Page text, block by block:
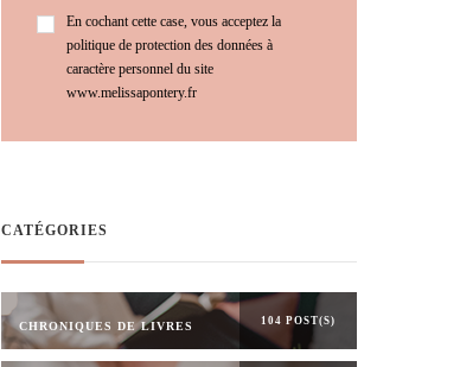
En cochant cette case, vous acceptez la
politique de protection des données à
caractère personnel du site
www.melissapontery.fr
CATÉGORIES
CHRONIQUES DE LIVRES 104 POST(S)